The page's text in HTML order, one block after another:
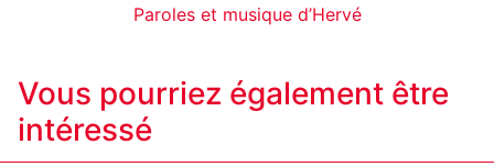
Paroles et musique d’Hervé
Vous pourriez également être
intéressé